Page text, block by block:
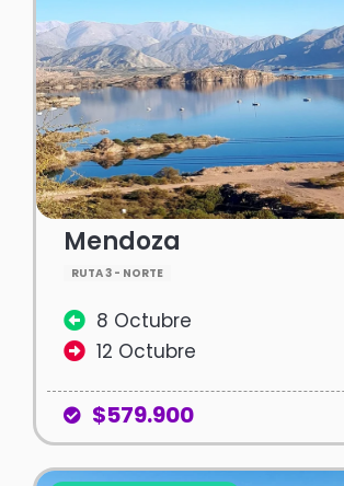
Mendoza
RUTA 3 - NORTE
8 Octubre
12 Octubre
$579.900